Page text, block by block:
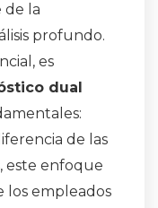
de la
profundo.
es
dual
de las
este enfoque
los empleados